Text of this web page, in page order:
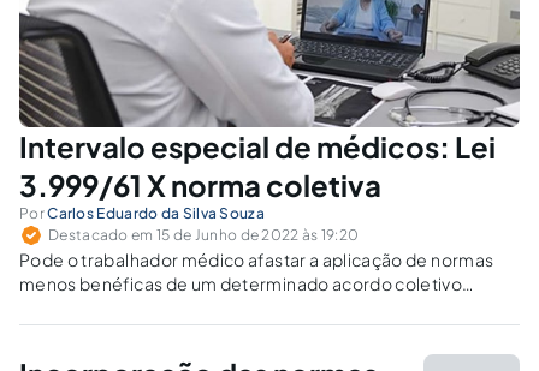
Intervalo especial de médicos: Lei
3.999/61 X norma coletiva
PorCarlos Eduardo da Silva Souza
Destacado em 15 de Junho de 2022 às 19:20
Pode o trabalhador médico afastar a aplicação de normas
menos benéficas de um determinado acordo coletivo
mesma negociação?